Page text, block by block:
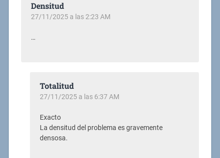
Densitud
27/11/2025 a las 2:23 AM
…
Totalitud
27/11/2025 a las 6:37 AM
Exacto
La densitud del problema es gravemente
densosa.